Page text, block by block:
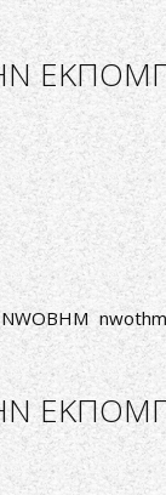
NWOBHM nwothm